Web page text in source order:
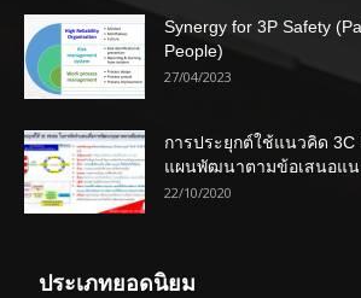
Synergy for 3P Safety
People)
27/04/2023
การประยุกต์ใช้แนวคิด 3C
แผนพัฒนาตามข้อเสนอแน
22/10/2020
ประเภทยอดนิยม